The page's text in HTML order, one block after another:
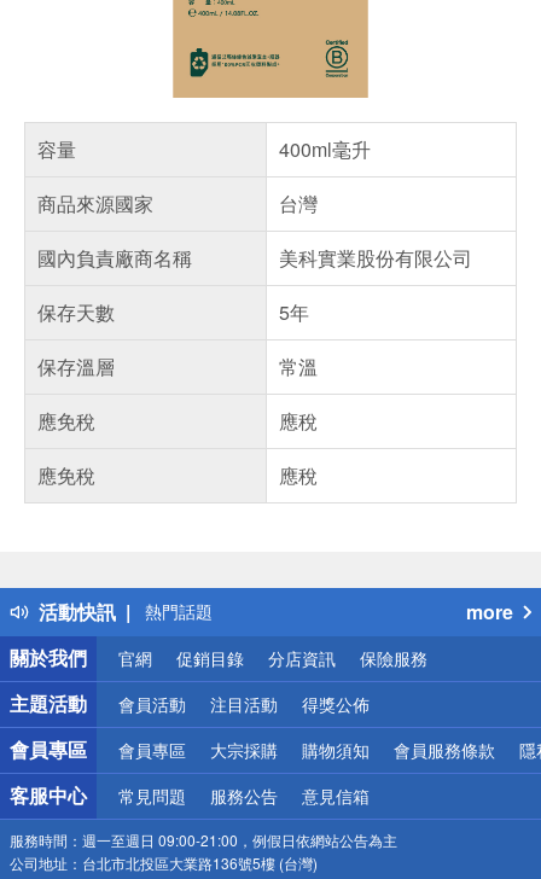
容量
400ml毫升
商品來源國家
台灣
國內負責廠商名稱
美科實業股份有限公司
保存天數
5年
保存溫層
常溫
應免稅
應稅
應免稅
應稅
活動快訊
得獎公告
熱門話題
銀行優惠
偏遠地區配送
詐騙網頁！請小心！
more
關於我們
官網 促銷目錄 分店資訊 保險服務
主題活動 會員活動 注目活動 得獎公佈
會員專區 會員專區 大宗採購 購物須知 會員服務條款 隱
客服中心 常見問題 服務公告 意見信箱
服務時間： 週一至週日 09:00-21:00，例假日依網站公告為主
公司地址： 台北市北投區大業路136號5樓 (台灣)